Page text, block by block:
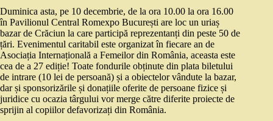
Duminica asta, pe 10 decembrie, de la ora 10.00 la ora 16.00
în Pavilionul Central Romexpo București are loc un uriaș
bazar de Crăciun la care participă reprezentanți din peste 50 de
țări. Evenimentul caritabil este organizat în fiecare an de
Asociația Internațională a Femeilor din România, aceasta este
cea de a 27 ediție! Toate fondurile obținute din plata biletului
de intrare (10 lei de persoană) și a obiectelor vândute la bazar,
dar și sponsorizările și donațiile oferite de persoane fizice și
juridice cu ocazia târgului vor merge către diferite proiecte de
sprijin al copiilor defavorizați din România.